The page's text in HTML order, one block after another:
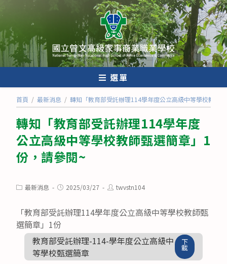
轉
至
主
要
內
選單
首頁 / 最新消息 / 轉知「教育部受託辦理114學年度公立高級中等學校教師
轉知「教育部受託辦理114學年度
公立高級中等學校教師甄選簡章」1
份，請參閱~
Post最新消息
Post2025/03/27
Posttwvstn104
「教育部受託辦理114學年度公立高級中等學校教師甄
選簡章」1份
教育部受託辦理-114-學年度公立高級中
等學校甄選簡章
下
載